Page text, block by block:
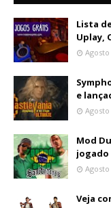
Lista
Uplay,
Agosto
e
Agosto
Mod
jogado
Agosto
Veja